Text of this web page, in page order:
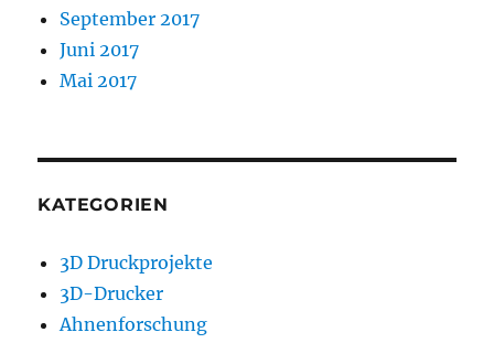
September 2017
Juni 2017
Mai 2017
KATEGORIEN
3D Druckprojekte
3D-Drucker
Ahnenforschung